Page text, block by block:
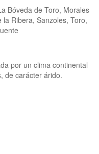
Bóveda de Toro, Morales
Ribera, Sanzoles, Toro,
por un clima continental
de carácter árido.